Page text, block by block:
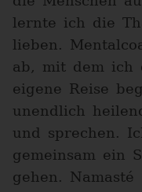
lernte ich die
lieben.
ab, mit dem ich
eigene Reise
unendlich
und sprechen.
gemeinsam ein
gehen. Namasté